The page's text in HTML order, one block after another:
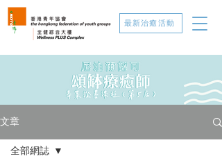
最新治癒活動
文章
全部網誌